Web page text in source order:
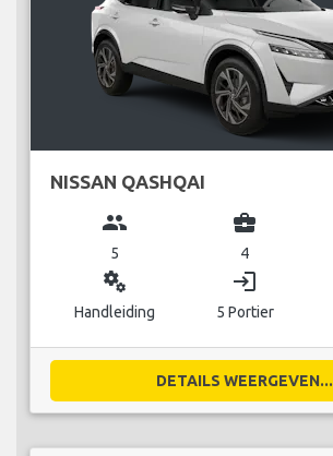
NISSAN QASHQAI
group
5
business_center
4
miscellaneous_services
Handleiding
login
5 Portier
DETAILS WEERGEVEN...